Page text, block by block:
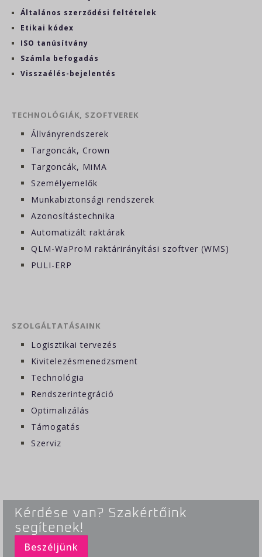
Általános szerződési feltételek
Etikai kódex
ISO tanúsítvány
Számla befogadás
Visszaélés-bejelentés
TECHNOLÓGIÁK, SZOFTVEREK
Állványrendszerek
Targoncák, Crown
Targoncák, MiMA
Személyemelők
Munkabiztonsági rendszerek
Azonosítástechnika
Automatizált raktárak
QLM-WaProM raktárirányítási szoftver (WMS)
PULI-ERP
SZOLGÁLTATÁSAINK
Logisztikai tervezés
Kivitelezésmenedzsment
Technológia
Rendszerintegráció
Optimalizálás
Támogatás
Szerviz
Kérdése van? Szakértőink
segítenek!
Beszéljünk